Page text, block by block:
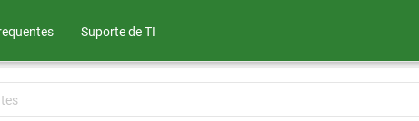
Suporte de TI